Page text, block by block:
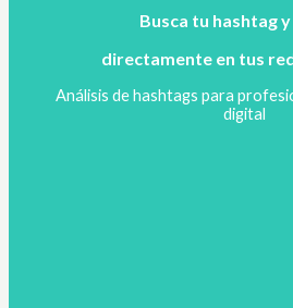
Busca tu hashtag
directamente en tus
Análisis de hashtags para
digital